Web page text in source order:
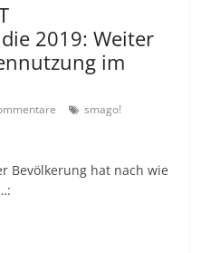
2019: Weiter
im
smago!
Bevölkerung hat nach wie